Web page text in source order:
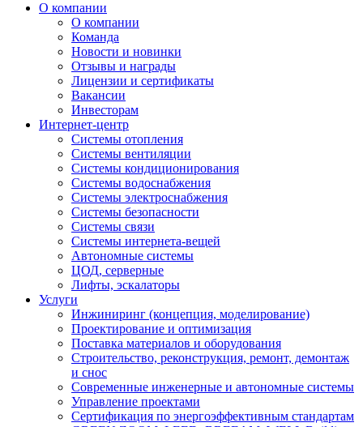
О компании
О компании
Команда
Новости и новинки
Отзывы и награды
Лицензии и сертификаты
Вакансии
Инвесторам
Интернет-центр
Системы отопления
Системы вентиляции
Системы кондиционирования
Системы водоснабжения
Системы электроснабжения
Системы безопасности
Системы связи
Системы интернета-вещей
Автономные системы
ЦОД, серверные
Лифты, эскалаторы
Услуги
Инжиниринг (концепция, моделирование)
Проектирование и оптимизация
Поставка материалов и оборудования
Строительство, реконструкция, ремонт, демонтаж
и снос
Современные инженерные и автономные системы
Управление проектами
Сертификация по энергоэффективным стандартам